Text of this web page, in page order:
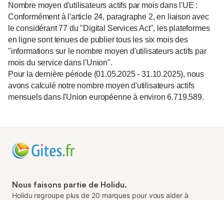
Nombre moyen d'utilisateurs actifs par mois dans l'UE :
Conformément à l'article 24, paragraphe 2, en liaison avec
le considérant 77 du "Digital Services Act", les plateformes
en ligne sont tenues de publier tous les six mois des
"informations sur le nombre moyen d'utilisateurs actifs par
mois du service dans l'Union".
Pour la dernière période (01.05.2025 - 31.10.2025), nous
avons calculé notre nombre moyen d'utilisateurs actifs
mensuels dans l'Union européenne à environ 6.719.589.
Nous faisons partie de Holidu.
Holidu regroupe plus de 20 marques pour vous aider à